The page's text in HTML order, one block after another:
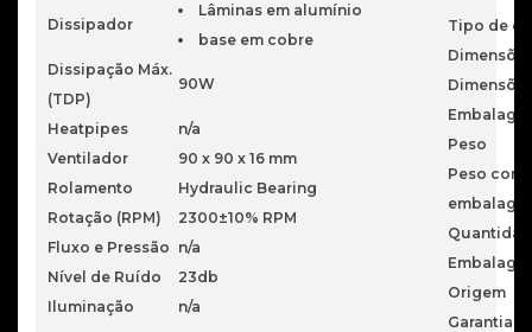
Dissipador
Lâminas em alumínio
base em cobre
Dissipação Máx.
(TDP)
90W
Heatpipes
n/a
Ventilador
90 x 90 x 16 mm
Rolamento
Hydraulic Bearing
Rotação (RPM)
2300±10% RPM
Fluxo e Pressão n/a
Nível de Ruído
23db
Iluminação
n/a
Tipo de
Peso
Peso com
Origem
Garantia